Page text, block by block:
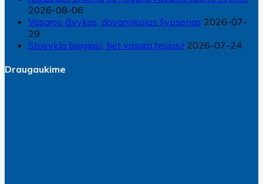
2026-08-06
Vasaros išvykos, dovanojusios šypsenas 2026-07-
29
Stovykla baigiasi, bet vasara tęsiasi! 2026-07-24
Draugaukime